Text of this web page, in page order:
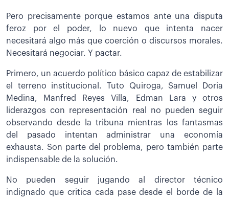
Pero precisamente porque estamos ante una disputa
feroz por el poder, lo nuevo que intenta nacer
necesitará algo más que coerción o discursos morales.
Necesitará negociar. Y pactar.
Primero, un acuerdo político básico capaz de estabilizar
el terreno institucional. Tuto Quiroga, Samuel Doria
Medina, Manfred Reyes Villa, Edman Lara y otros
liderazgos con representación real no pueden seguir
observando desde la tribuna mientras los fantasmas
del pasado intentan administrar una economía
exhausta. Son parte del problema, pero también parte
indispensable de la solución.
No pueden seguir jugando al director técnico
indignado que critica cada pase desde el borde de la